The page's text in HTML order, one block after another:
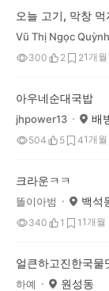
오늘 고기, 막창
Vũ Thị Ngọc Quỳnh
300 2 21개월
아우네순대국밥
jhpower13 배
504 5 41개월
크라운ㅋㅋ
똘이아범 백석
340 1 1 1개월
얼큰하고진한국물
하예 원성동